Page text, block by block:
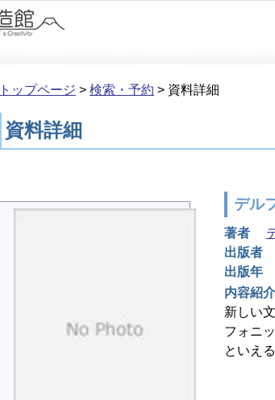
トップページ > 検索・予約 > 資料詳細
資料詳細
デル
著者
出版者
出版年
内容紹介
新しい
フォニ
といえ